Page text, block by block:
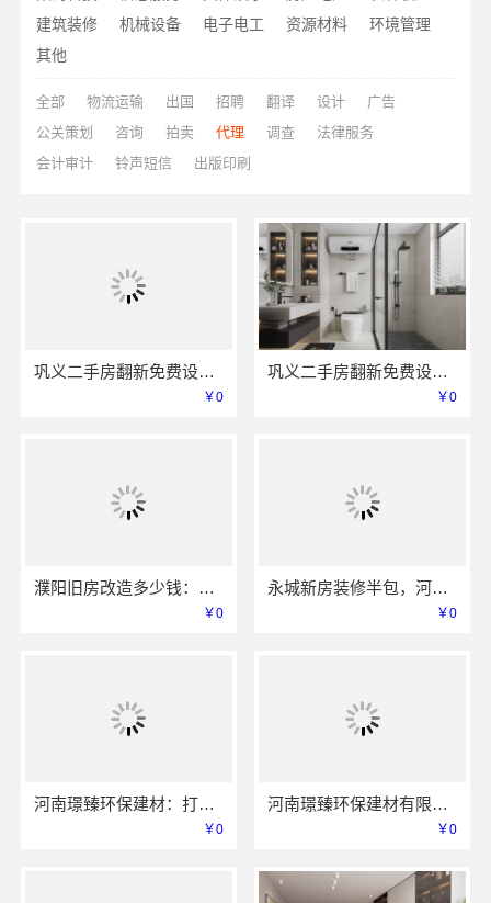
建筑装修
机械设备 电子电工 资源材料
环境管理
其他
全部 物流运输 出国 招聘 翻译 设计
广告
公关策划
咨询 拍卖 代理 调查
法律服务
会计审计
铃声短信 出版印刷
巩义二手房翻新免费设计-河南璟臻环保建材有限公司
￥0
巩义二手房翻新免费设计，选河南璟臻环保建材有限公司
￥0
濮阳旧房改造多少钱：河南璟臻环保建材透明预算方案
￥0
永城新房装修半包，河南璟臻环保建材有限公司灵活定制方案
￥0
河南璟臻环保建材：打造健康绿色家居空间
￥0
河南璟臻环保建材有限公司推出全铝整装新方案
￥0